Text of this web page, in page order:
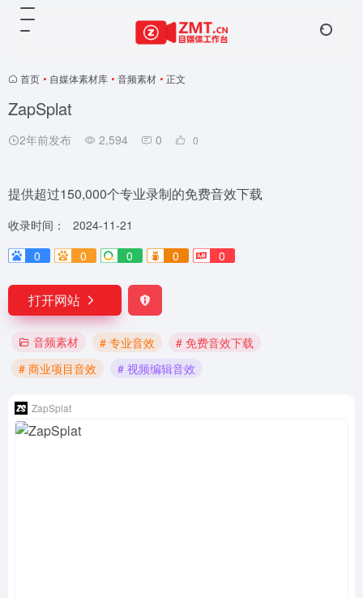
首页 • 自媒体素材库 • 音频素材 • 正文
ZapSplat
2年前发布 2,594 0 0
提供超过150,000个专业录制的免费音效下载
收录时间：
2024-11-21
0
0 0 0 0
打开网站
音频素材 # 专业音效
# 免费音效下载
# 商业项目音效
# 视频编辑音效
ZapSplat